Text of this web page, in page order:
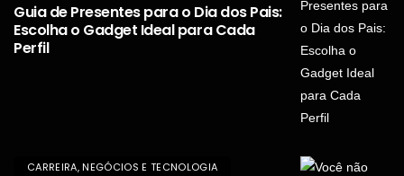
Guia de Presentes para o Dia dos Pais:
Escolha o Gadget Ideal para Cada
Perfil
CARREIRA, NEGÓCIOS E TECNOLOGIA